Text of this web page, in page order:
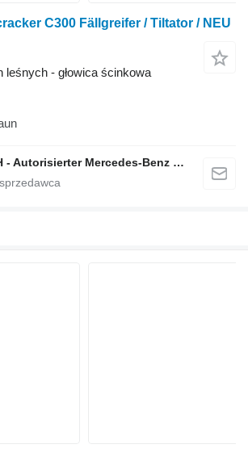
C300 Fällgreifer / Tiltator / NEU
- głowica ścinkowa
Stefan Ebert GmbH - Autorisierter Mercedes-Benz Servicepartner